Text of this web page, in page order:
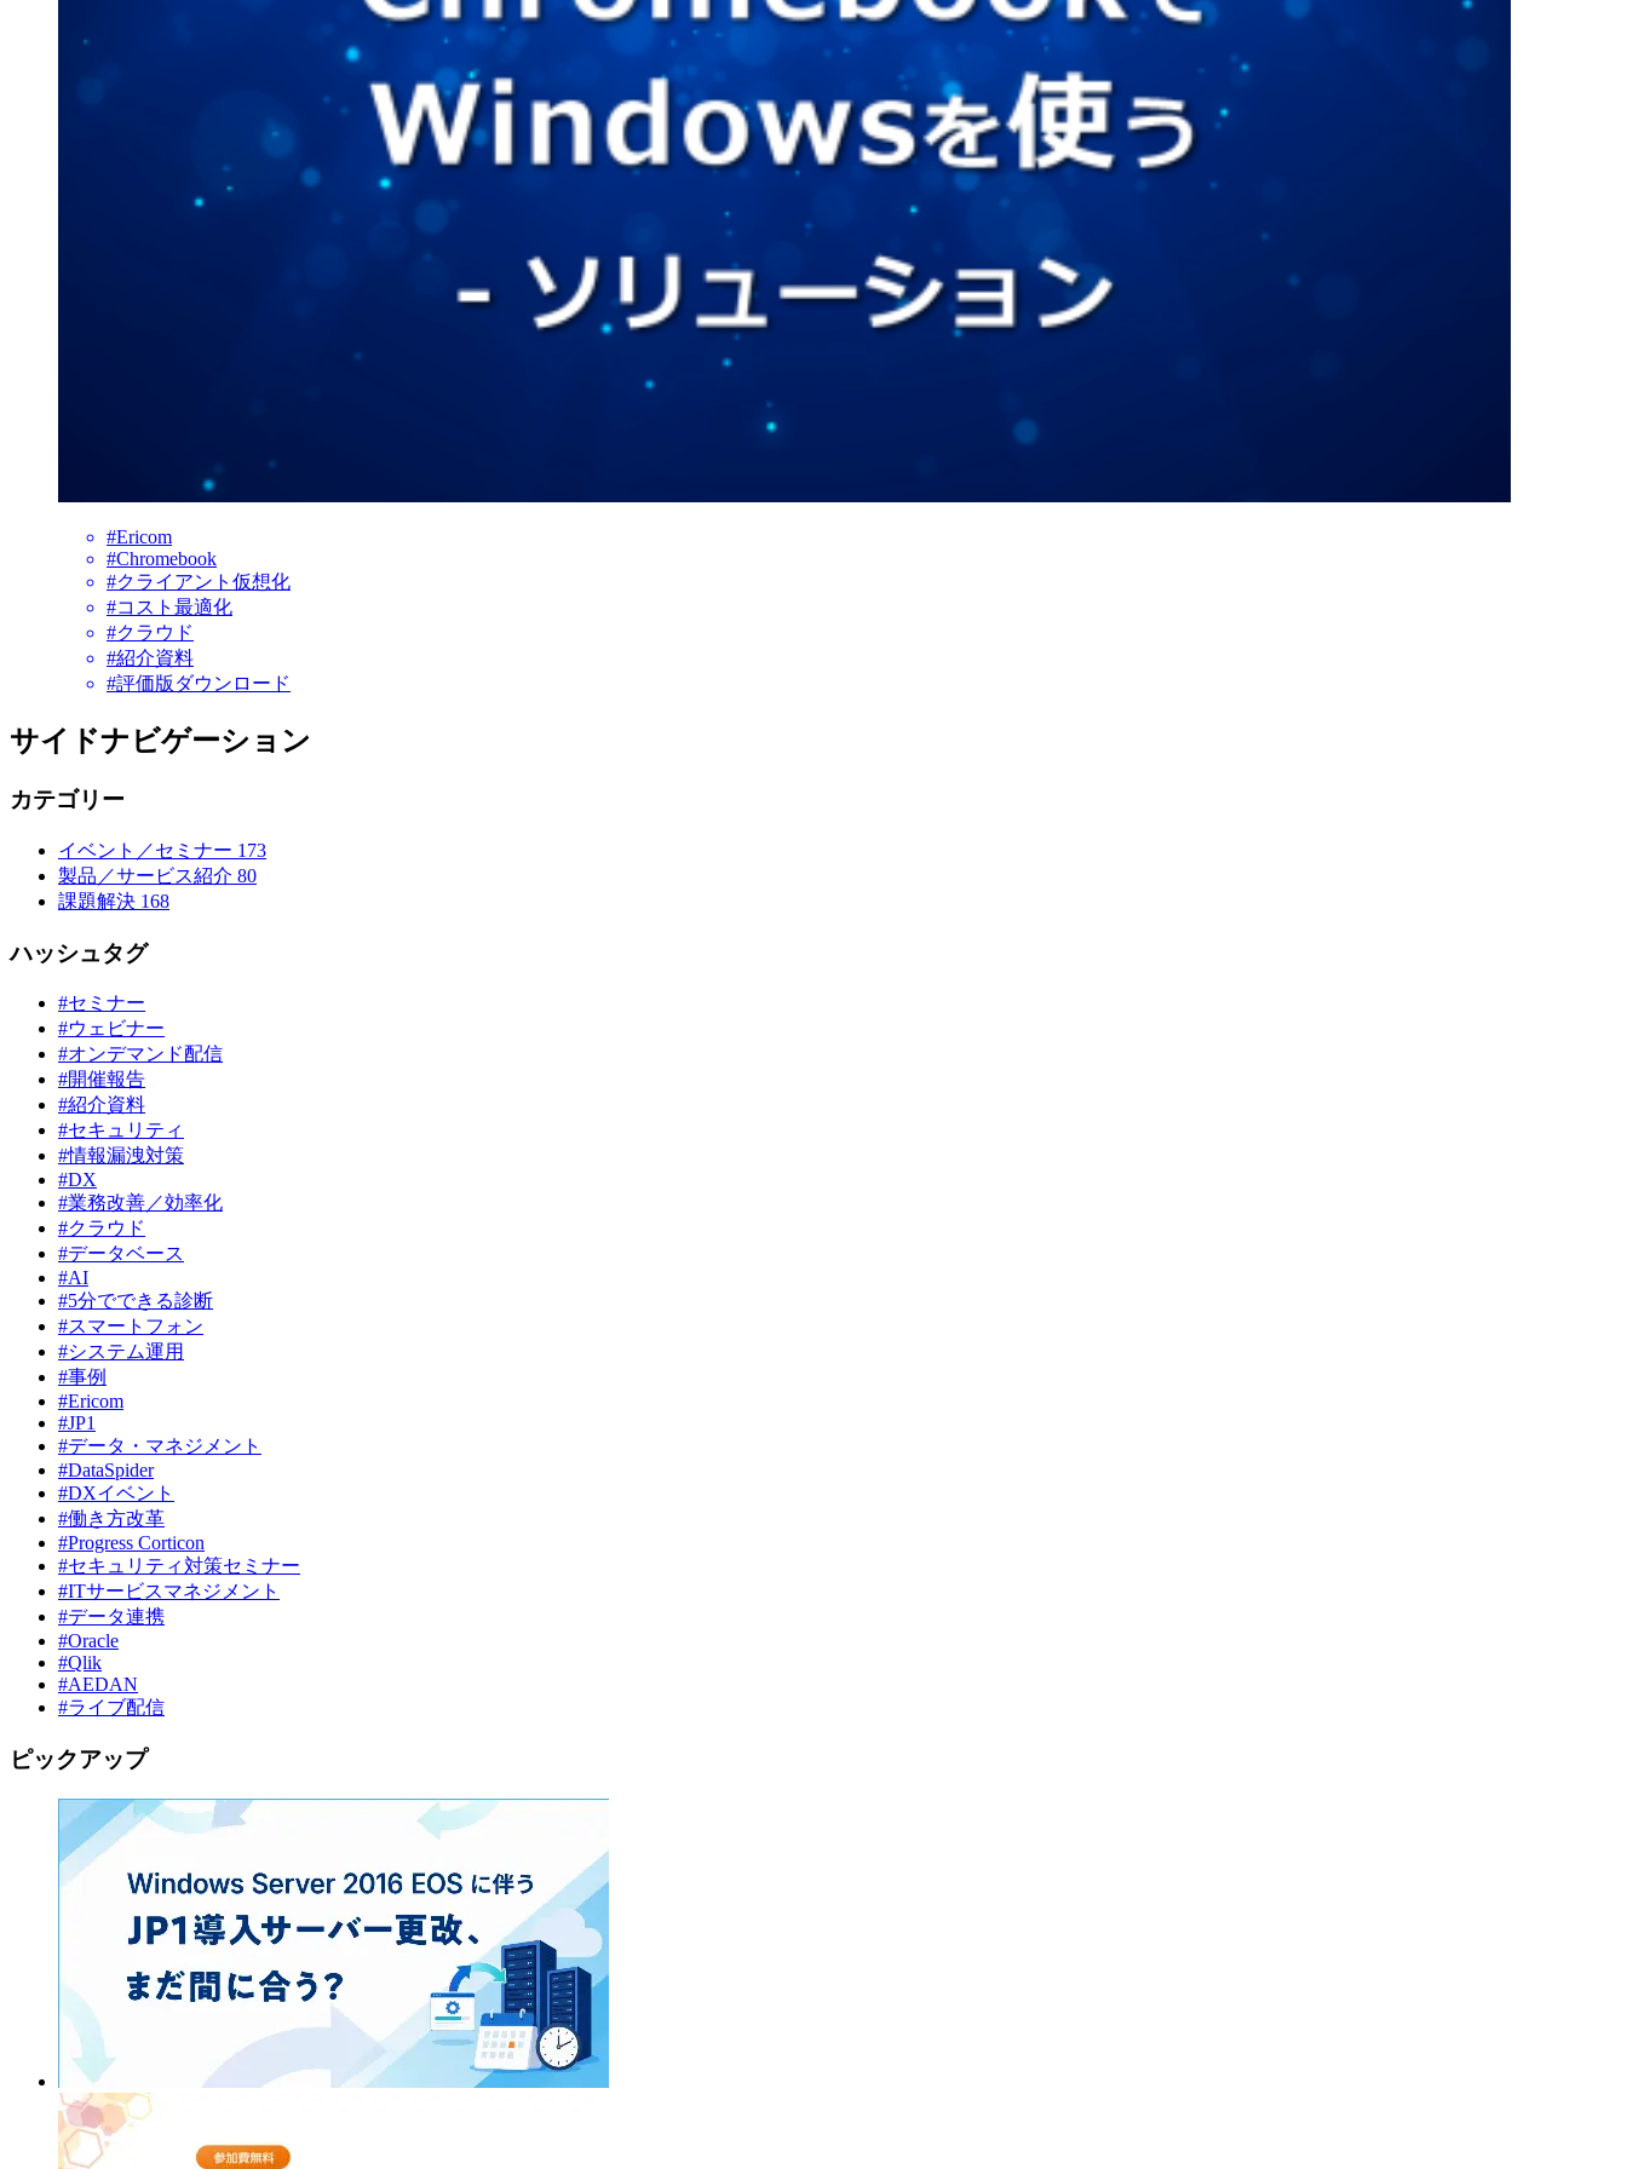
#Ericom
#Chromebook
#クライアント仮想化
#コスト最適化
#クラウド
#紹介資料
#評価版ダウンロード
サイドナビゲーション
カテゴリー
イベント／セミナー 173
製品／サービス紹介 80
課題解決 168
ハッシュタグ
#セミナー
#ウェビナー
#オンデマンド配信
#開催報告
#紹介資料
#セキュリティ
#情報漏洩対策
#DX
#業務改善／効率化
#クラウド
#データベース
#AI
#5分でできる診断
#スマートフォン
#システム運用
#事例
#Ericom
#JP1
#データ・マネジメント
#DataSpider
#DXイベント
#働き方改革
#Progress Corticon
#セキュリティ対策セミナー
#ITサービスマネジメント
#データ連携
#Oracle
#Qlik
#AEDAN
#ライブ配信
ピックアップ